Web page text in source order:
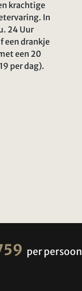
krachtige
In
24 Uur
een drankje
een 20
per dag).
per persoon